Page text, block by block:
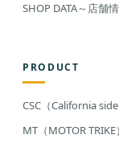
SHOP DATA～店舗
PRODUCT
CSC（California side
MT（MOTOR TRIKE）